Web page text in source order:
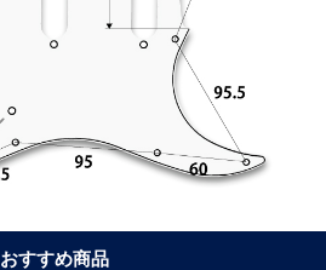
おすすめ商品